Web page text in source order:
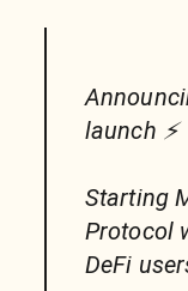
launch ⚡️
Starting
Protocol
DeFi